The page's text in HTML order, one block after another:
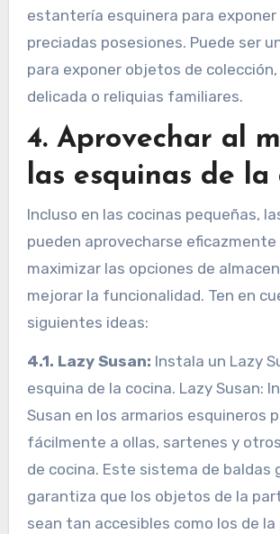
estantería esquinera para
preciadas posesiones. Puede ser
para exponer objetos de
delicada o reliquias familiares.
4. Aprovechar al
las esquinas de la
Incluso en las cocinas pequeñas,
pueden aprovecharse eficazmente
maximizar las opciones de
mejorar la funcionalidad. Ten en
siguientes ideas:
4.1. Lazy Susan: Instala un Lazy
esquina de la cocina. Lazy Susan:
Susan en los armarios esquineros
fácilmente a ollas, sartenes y
de cocina. Este sistema de baldas
garantiza que los objetos de la
sean tan accesibles como los de